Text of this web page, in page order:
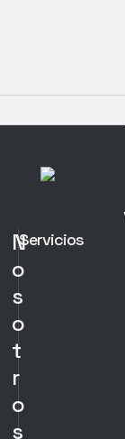
N
o
s
o
t
r
o
s
Servicios